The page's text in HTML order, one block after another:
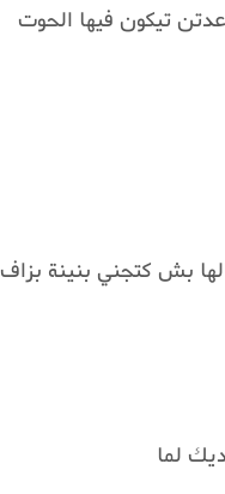
تيكون فيها الحوت
بش كتجني بنينة بزاف